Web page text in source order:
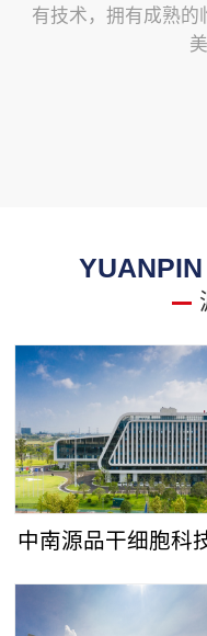
有技术，拥有成熟的
YUANPIN
中南源品干细胞科